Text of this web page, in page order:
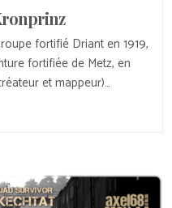
fortifié Driant en 1919,
fortifiée de Metz, en
et mappeur)…